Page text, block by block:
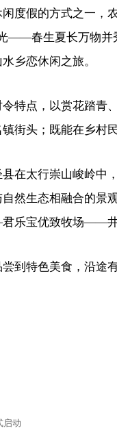
度假的方式之一，
——春生夏长万物并
乡恋休闲之旅。
特点，以赏花踏青
街头；既能在乡村
在太行崇山峻岭中
然生态相融合的景
宝优致牧场——井
到特色美食，沿
启动